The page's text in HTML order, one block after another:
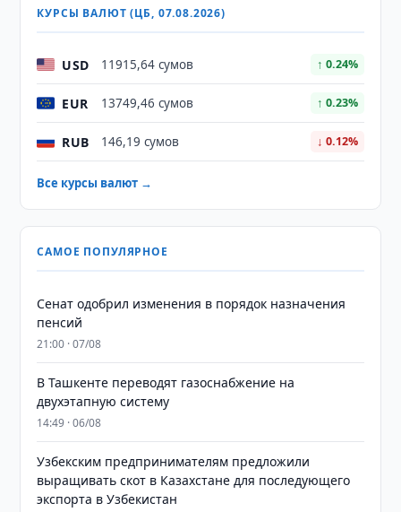
КУРСЫ ВАЛЮТ (ЦБ, 07.08.2026)
USD 11915,64 сумов ↑ 0.24%
EUR 13749,46 сумов ↑ 0.23%
RUB 146,19 сумов ↓ 0.12%
Все курсы валют →
САМОЕ ПОПУЛЯРНОЕ
Сенат одобрил изменения в порядок назначения
пенсий
21:00 · 07/08
В Ташкенте переводят газоснабжение на
двухэтапную систему
14:49 · 06/08
Узбекским предпринимателям предложили
выращивать скот в Казахстане для последующего
экспорта в Узбекистан